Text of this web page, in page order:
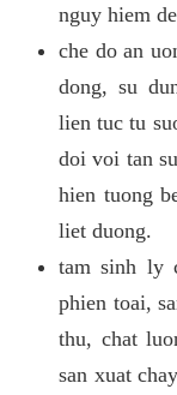
nguy hiem
che do an
dong, su
lien tuc tu
doi voi tan
hien tuong
liet duong.
tam sinh ly
phien toai,
thu, chat
san xuat